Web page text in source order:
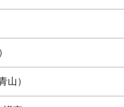
山）